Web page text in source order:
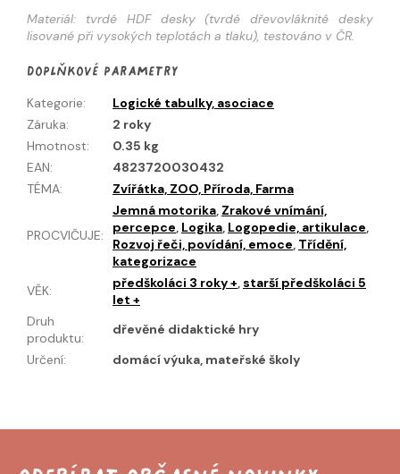
Materiál: tvrdé HDF desky (tvrdé dřevovláknité desky
lisované při vysokých teplotách a tlaku), testováno v ČR.
Doplňkové parametry
Kategorie:
Logické tabulky, asociace
Záruka:
2 roky
Hmotnost:
0.35 kg
EAN:
4823720030432
TÉMA: Zvířátka, ZOO, Příroda, Farma
PROCVIČUJE:
Jemná motorika, Zrakové vnímání,
percepce, Logika, Logopedie, artikulace,
Rozvoj řeči, povídání, emoce, Třídění,
kategorizace
VĚK: předškoláci 3 roky +, starší předškoláci 5
let +
Druh
produktu:
dřevěné didaktické hry
Určení: domácí výuka, mateřské školy